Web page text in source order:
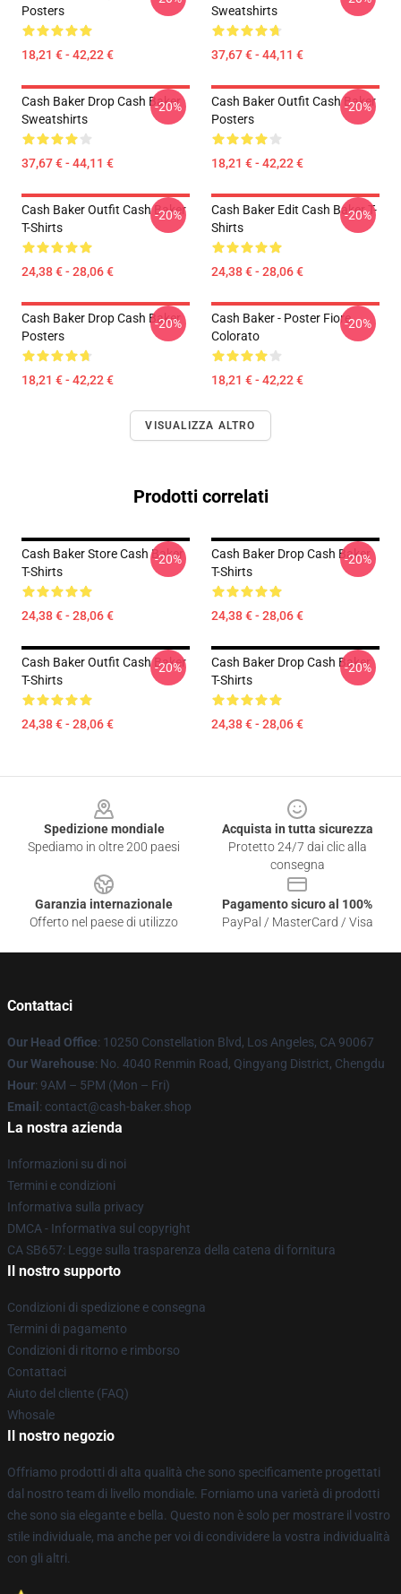
Posters
18,21 € - 42,22 €
Sweatshirts
37,67 € - 44,11 €
Cash Baker Drop Cash Baker
Sweatshirts
37,67 € - 44,11 €
-20%
Cash Baker Outfit Cash Baker
Posters
18,21 € - 42,22 €
-20%
Cash Baker Outfit Cash Baker
T-Shirts
24,38 € - 28,06 €
-20%
Cash Baker Edit Cash Baker T-
Shirts
24,38 € - 28,06 €
-20%
Cash Baker Drop Cash Baker
Posters
18,21 € - 42,22 €
-20%
Cash Baker - Poster Fiore
Colorato
18,21 € - 42,22 €
-20%
VISUALIZZA ALTRO
Prodotti correlati
Cash Baker Store Cash Baker
T-Shirts
24,38 € - 28,06 €
-20%
Cash Baker Drop Cash Baker
T-Shirts
24,38 € - 28,06 €
-20%
Cash Baker Outfit Cash Baker
T-Shirts
24,38 € - 28,06 €
-20%
Cash Baker Drop Cash Baker
T-Shirts
24,38 € - 28,06 €
-20%
Spedizione mondiale
Spediamo in oltre 200 paesi
Acquista in tutta sicurezza
Protetto 24/7 dai clic alla
consegna
Garanzia internazionale
Offerto nel paese di utilizzo
Pagamento sicuro al 100%
PayPal / MasterCard / Visa
Contattaci
Our Head Office: 10250 Constellation Blvd, Los Angeles, CA 90067
Our Warehouse: No. 4040 Renmin Road, Qingyang District, Chengdu
Hour: 9AM – 5PM (Mon – Fri)
Email : contact@cash-baker.shop
La nostra azienda
Informazioni su di noi
Termini e condizioni
Informativa sulla privacy
DMCA - Informativa sul copyright
CA SB657: Legge sulla trasparenza della catena di fornitura
Il nostro supporto
Condizioni di spedizione e consegna
Termini di pagamento
Condizioni di ritorno e rimborso
Contattaci
Aiuto del cliente (FAQ)
Whosale
Il nostro negozio
Offriamo prodotti di alta qualità che sono specificamente progettati
dal nostro team di livello mondiale. Forniamo una varietà di prodotti
che sono sia elegante e bella. Questo non è solo per mostrare il vostro
stile individuale, ma anche per voi di condividere la vostra individualità
con gli altri.